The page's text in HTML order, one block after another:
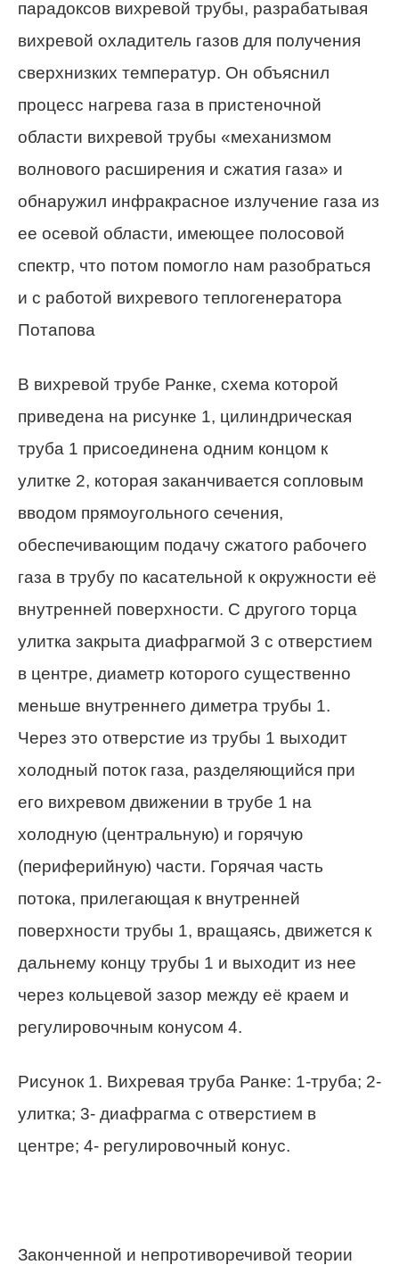
парадоксов вихревой трубы, разрабатывая
вихревой охладитель газов для получения
сверхнизких температур. Он объяснил
процесс нагрева газа в пристеночной
области вихревой трубы «механизмом
волнового расширения и сжатия газа» и
обнаружил инфракрасное излучение газа из
ее осевой области, имеющее полосовой
спектр, что потом помогло нам разобраться
и с работой вихревого теплогенератора
Потапова
В вихревой трубе Ранке, схема которой
приведена на рисунке 1, цилиндрическая
труба 1 присоединена одним концом к
улитке 2, которая заканчивается сопловым
вводом прямоугольного сечения,
обеспечивающим подачу сжатого рабочего
газа в трубу по касательной к окружности её
внутренней поверхности. С другого торца
улитка закрыта диафрагмой 3 с отверстием
в центре, диаметр которого существенно
меньше внутреннего диметра трубы 1.
Через это отверстие из трубы 1 выходит
холодный поток газа, разделяющийся при
его вихревом движении в трубе 1 на
холодную (центральную) и горячую
(периферийную) части. Горячая часть
потока, прилегающая к внутренней
поверхности трубы 1, вращаясь, движется к
дальнему концу трубы 1 и выходит из нее
через кольцевой зазор между её краем и
регулировочным конусом 4.
Рисунок 1. Вихревая труба Ранке: 1-труба; 2-
улитка; 3- диафрагма с отверстием в
центре; 4- регулировочный конус.
Законченной и непротиворечивой теории